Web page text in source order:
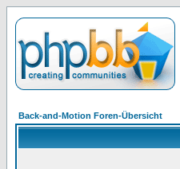
Back-and-Motion Foren-Übersicht